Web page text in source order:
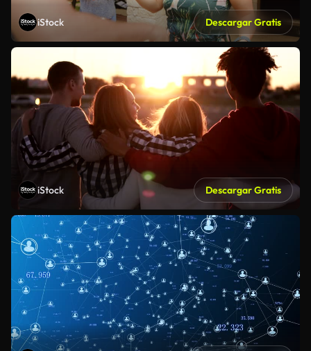
iStock Descargar Gratis
iStock Descargar Gratis